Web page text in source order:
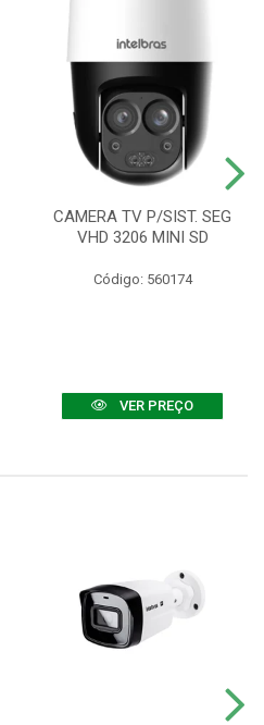
CAMERA TV P/SIST. SEG
VHD 3206 MINI SD
Código: 560174
VER PREÇO